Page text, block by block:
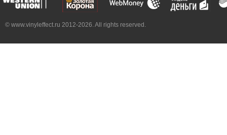
© www.vinyleffect.ru 2012-2026. All rights reserved.